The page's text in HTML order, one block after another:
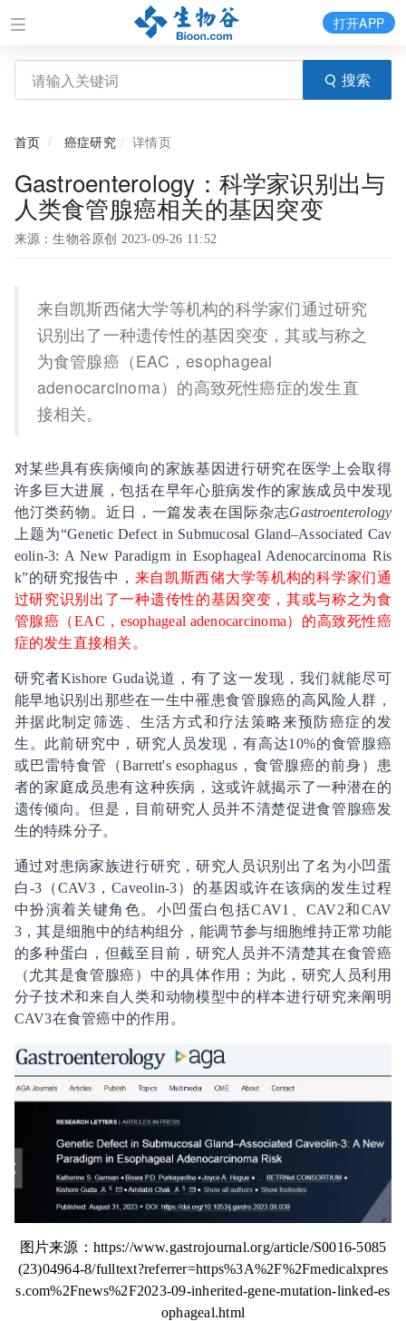
搜索
打开APP
首页 癌症研究 详情页
Gastroenterology：科学家识别出与
人类食管腺癌相关的基因突变
来源：生物谷原创 2023-09-26 11:52
来自凯斯西储大学等机构的科学家们通过研究
识别出了一种遗传性的基因突变，其或与称之
为食管腺癌（EAC，esophageal
adenocarcinoma）的高致死性癌症的发生直
接相关。
对某些具有疾病倾向的家族基因进行研究在医学上会取得
许多巨大进展，包括在早年心脏病发作的家族成员中发现
他汀类药物。近日，一篇发表在国际杂志Gastroenterology
上题为“Genetic Defect in Submucosal Gland–Associated Cav
eolin-3: A New Paradigm in Esophageal Adenocarcinoma Ris
k”的研究报告中， 来自凯斯西储大学等机构的科学家们通
过研究识别出了一种遗传性的基因突变，其或与称之为食
管腺癌（EAC，esophageal adenocarcinoma）的高致死性癌
症的发生直接相关。
研究者Kishore Guda说道，有了这一发现，我们就能尽可
能早地识别出那些在一生中罹患食管腺癌的高风险人群，
并据此制定筛选、生活方式和疗法策略来预防癌症的发
生。此前研究中，研究人员发现，有高达10%的食管腺癌
或巴雷特食管（Barrett's esophagus，食管腺癌的前身）患
者的家庭成员患有这种疾病，这或许就揭示了一种潜在的
遗传倾向。但是，目前研究人员并不清楚促进食管腺癌发
生的特殊分子。
通过对患病家族进行研究，研究人员识别出了名为小凹蛋
白-3（CAV3，Caveolin-3）的基因或许在该病的发生过程
中扮演着关键角色。小凹蛋白包括CAV1、CAV2和CAV
3，其是细胞中的结构组分，能调节参与细胞维持正常功能
的多种蛋白，但截至目前，研究人员并不清楚其在食管癌
（尤其是食管腺癌）中的具体作用；为此，研究人员利用
分子技术和来自人类和动物模型中的样本进行研究来阐明
CAV3在食管癌中的作用。
图片来源：https://www.gastrojournal.org/article/S0016-5085
(23)04964-8/fulltext?referrer=https%3A%2F%2Fmedicalxpres
s.com%2Fnews%2F2023-09-inherited-gene-mutation-linked-es
ophageal.html